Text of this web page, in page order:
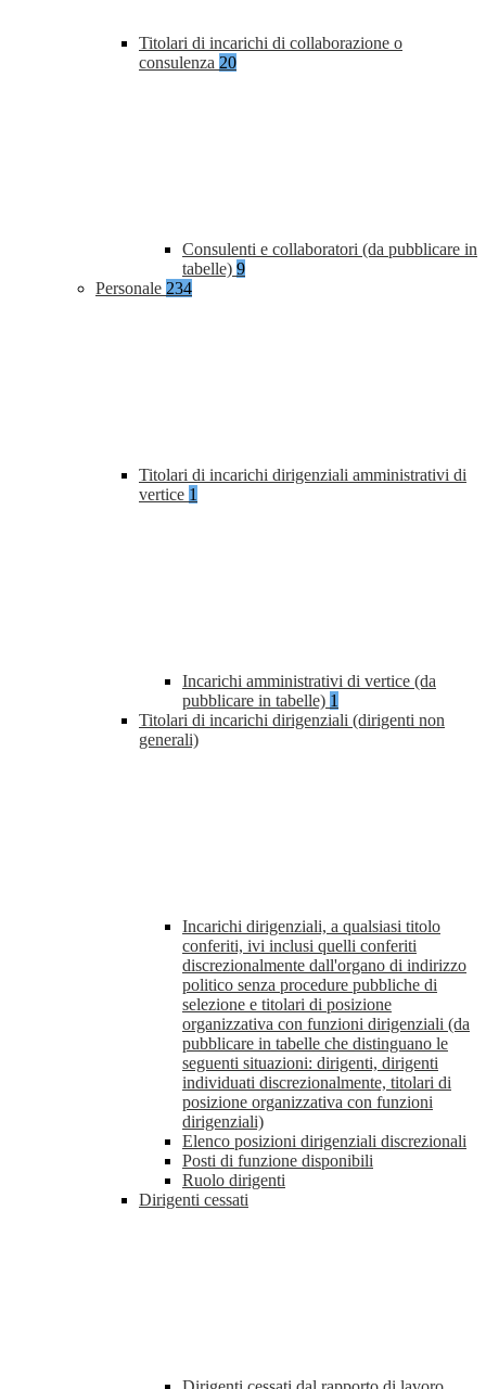
Titolari di incarichi di collaborazione o
consulenza 20
Consulenti e collaboratori (da pubblicare in
tabelle) 9
Personale 234
Titolari di incarichi dirigenziali amministrativi di
vertice 1
Incarichi amministrativi di vertice (da
pubblicare in tabelle) 1
Titolari di incarichi dirigenziali (dirigenti non
generali)
Incarichi dirigenziali, a qualsiasi titolo
conferiti, ivi inclusi quelli conferiti
discrezionalmente dall'organo di indirizzo
politico senza procedure pubbliche di
selezione e titolari di posizione
organizzativa con funzioni dirigenziali (da
pubblicare in tabelle che distinguano le
seguenti situazioni: dirigenti, dirigenti
individuati discrezionalmente, titolari di
posizione organizzativa con funzioni
dirigenziali)
Elenco posizioni dirigenziali discrezionali
Posti di funzione disponibili
Ruolo dirigenti
Dirigenti cessati